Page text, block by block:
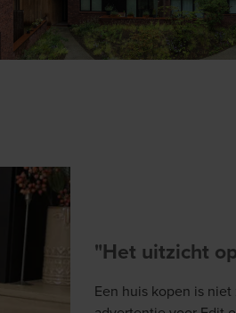
"Het uitzicht
Een huis kopen is